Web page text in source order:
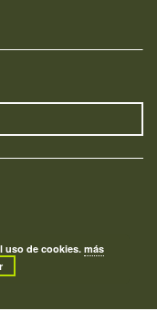
uso de cookies.más